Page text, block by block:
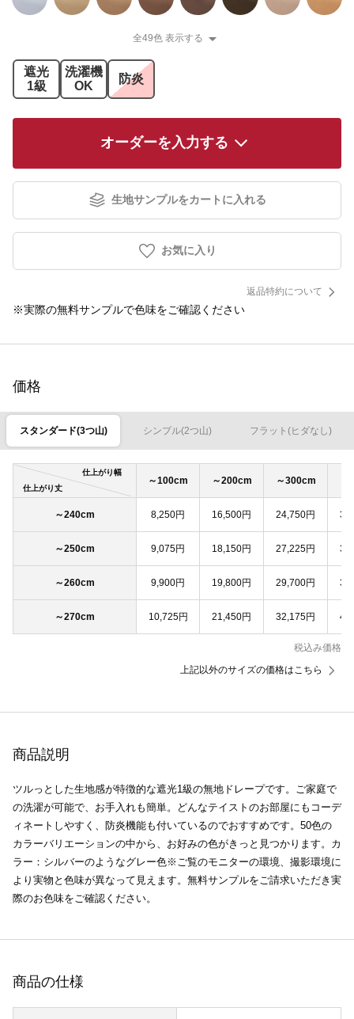
全49色 表示する
遮光
1級
洗濯機
OK
防炎
オーダーを入力する
生地サンプルをカートに入れる
お気に入り
返品特約について
※実際の無料サンプルで色味をご確認ください
価格
スタンダード(3つ山) シンプル(2つ山) フラット(ヒダなし)
仕上がり幅
仕上がり丈
～100cm ～200cm ～300cm
～240cm 8,250円 16,500円 24,750円
～250cm 9,075円 18,150円 27,225円
～260cm 9,900円 19,800円 29,700円
～270cm 10,725円 21,450円 32,175円
税込み価格
上記以外のサイズの価格はこちら
商品説明
ツルっとした生地感が特徴的な遮光1級の無地ドレープです。ご家庭で
の洗濯が可能で、お手入れも簡単。どんなテイストのお部屋にもコーデ
ィネートしやすく、防炎機能も付いているのでおすすめです。50色の
カラーバリエーションの中から、お好みの色がきっと見つかります。カ
ラー：シルバーのようなグレー色※ご覧のモニターの環境、撮影環境に
より実物と色味が異なって見えます。無料サンプルをご請求いただき実
際のお色味をご確認ください。
商品の仕様